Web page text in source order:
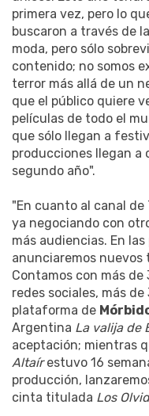
primera vez, pero lo
buscaron a través de
moda, pero sólo
contenido; no somos
terror más allá de un
que el público quiere
películas de todo el
que sólo llegan a
producciones llegan
segundo año".
"En cuanto al canal de
ya negociando con
más audiencias. En
anunciaremos nuevos
Contamos con más
redes sociales, más
plataforma de
Argentina La valija de
aceptación; mientras
Altaírestuvo 16
producción,
cinta titulada Los